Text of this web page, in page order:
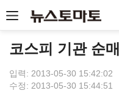
코스피 기관 순
입력: 2013-05-30 15:42:02
수정: 2013-05-30 15:44:51